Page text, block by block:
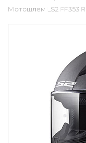
Мотошлем LS2 FF353